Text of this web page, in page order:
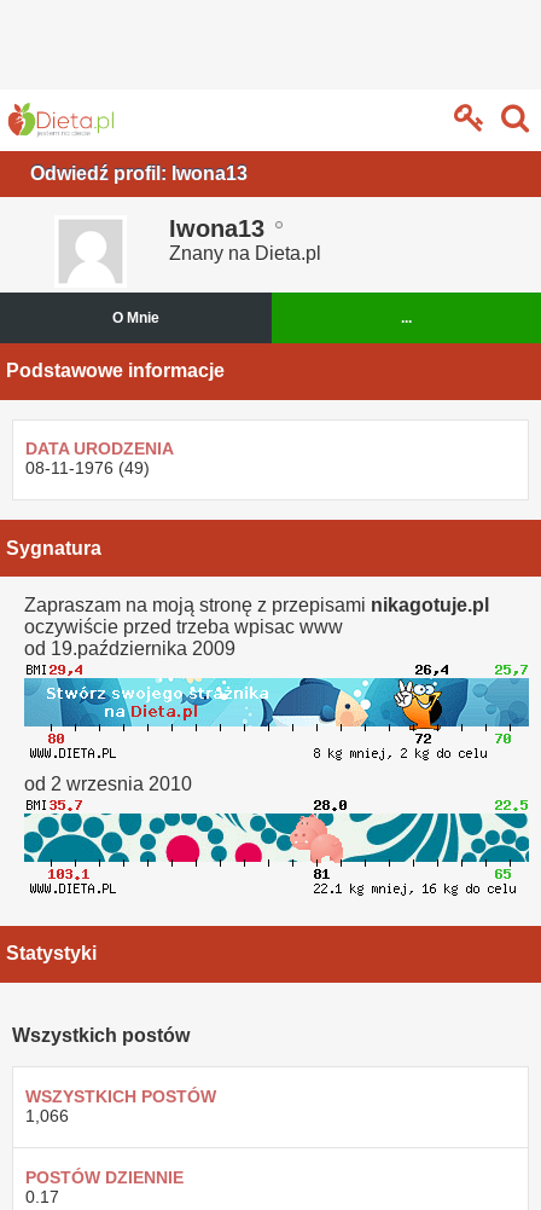
Odwiedź profil: Iwona13
Iwona13
Znany na Dieta.pl
O Mnie ...
Podstawowe informacje
DATA URODZENIA
08-11-1976 (49)
Sygnatura
Zapraszam na moją stronę z przepisami nikagotuje.pl
oczywiście przed trzeba wpisac www
od 19.października 2009
od 2 wrzesnia 2010
Statystyki
Wszystkich postów
WSZYSTKICH POSTÓW
1,066
POSTÓW DZIENNIE
0.17